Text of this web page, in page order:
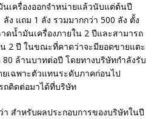
เครื่องออกจำหน่ายแล้วนับแต่ต้นปี
ง แถม 1 ลัง รวมมากกว่า 500 ลัง ตั้ง
ดน้ำมันเครื่องภายใน 2 ปีและสามารถ
2 ปี ในขณะที่คาดว่าจะมียอดขายแตะ
ล้านบาทต่อปี โดยทางบริษัทกำลังรับ
เฉพาะตัวแทนระดับภาคก่อนไป
ถติดต่อมาได้ที่บริษัท
า สำหรับผลประกอบการของบริษัทในปี